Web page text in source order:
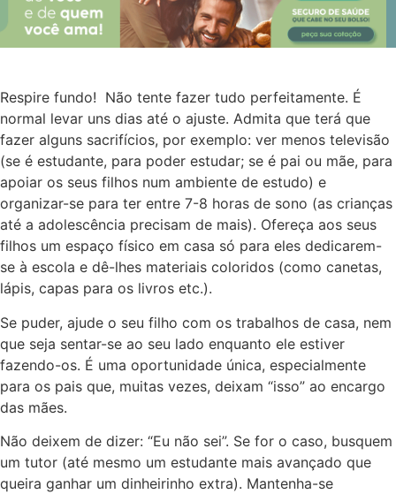
Respire fundo! Não tente fazer tudo perfeitamente. É
normal levar uns dias até o ajuste. Admita que terá que
fazer alguns sacrifícios, por exemplo: ver menos televisão
(se é estudante, para poder estudar; se é pai ou mãe, para
apoiar os seus filhos num ambiente de estudo) e
organizar-se para ter entre 7-8 horas de sono (as crianças
até a adolescência precisam de mais). Ofereça aos seus
filhos um espaço físico em casa só para eles dedicarem-
se à escola e dê-lhes materiais coloridos (como canetas,
lápis, capas para os livros etc.).
Se puder, ajude o seu filho com os trabalhos de casa, nem
que seja sentar-se ao seu lado enquanto ele estiver
fazendo-os. É uma oportunidade única, especialmente
para os pais que, muitas vezes, deixam “isso” ao encargo
das mães.
Não deixem de dizer: “Eu não sei”. Se for o caso, busquem
um tutor (até mesmo um estudante mais avançado que
queira ganhar um dinheirinho extra). Mantenha-se